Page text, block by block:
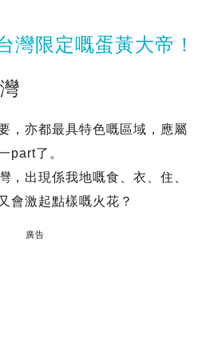
灣限定嘅蛋黃大帝！
，亦都最具特色嘅區域，應屬
part了。
，出現係我地嘅食、衣、住、
會激起點樣嘅火花？
廣告